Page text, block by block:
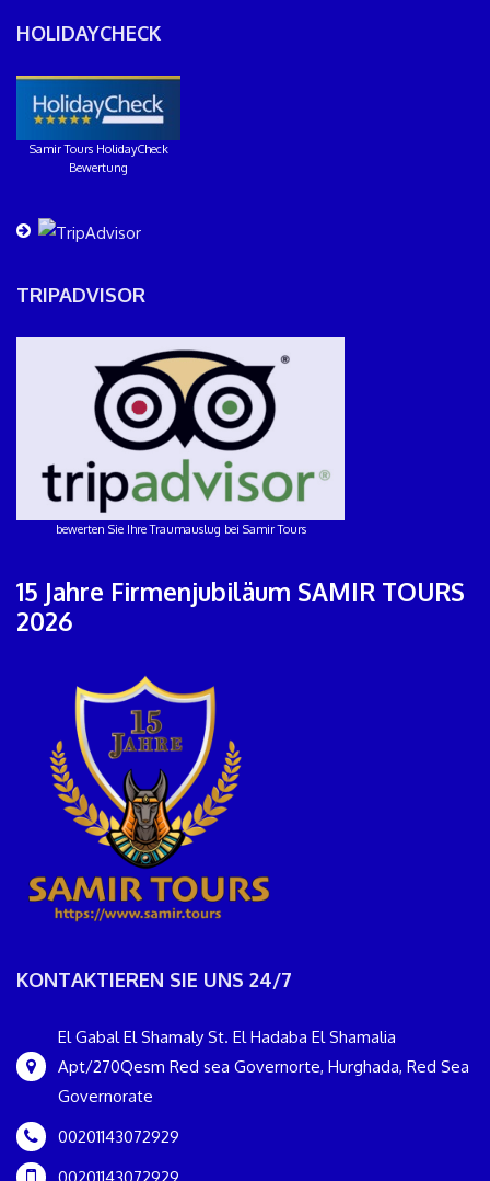
HOLIDAYCHECK
Samir Tours HolidayCheck
Bewertung
TRIPADVISOR
bewerten Sie Ihre Traumauslug bei Samir Tours
15 Jahre Firmenjubiläum SAMIR TOURS
2026
KONTAKTIEREN SIE UNS 24/7
El Gabal El Shamaly St. El Hadaba El Shamalia
Apt/270Qesm Red sea Governorte, Hurghada, Red Sea
Governorate
00201143072929